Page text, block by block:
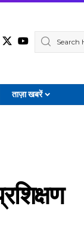
ताज़ा खबरें